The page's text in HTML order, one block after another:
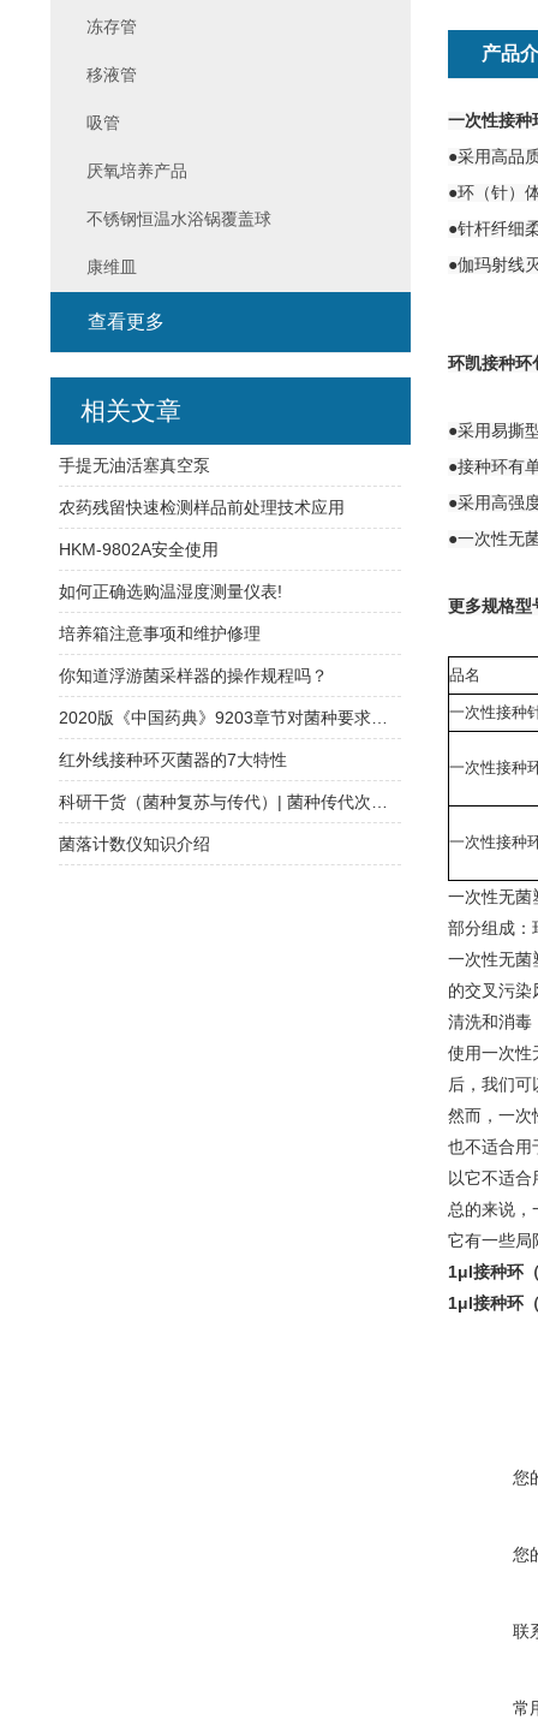
产品
一次性接种
●采用高品
●环（针）
●针杆纤细
●伽玛射线
环凯接种环
●采用易撕
●接种环有
●采用高强
●一次性无
更多规格型
品名
一次性接种
一次性接种
一次性接种
一次性无菌
部分组成：
一次性无菌
的交叉污染
清洗和消毒
使用一次性
后，我们
然而，一次
也不适合用
以它不适合
总的来说，
它有一些局
1μl接种环
1μl接种环
您
您
联
常
冻存管
移液管
吸管
厌氧培养产品
不锈钢恒温水浴锅覆盖球
康维皿
查看更多
相关文章
手提无油活塞真空泵
农药残留快速检测样品前处理技术应用
HKM-9802A安全使用
如何正确选购温湿度测量仪表!
培养箱注意事项和维护修理
你知道浮游菌采样器的操作规程吗？
红外线接种环灭菌器的7大特性
菌落计数仪知识介绍